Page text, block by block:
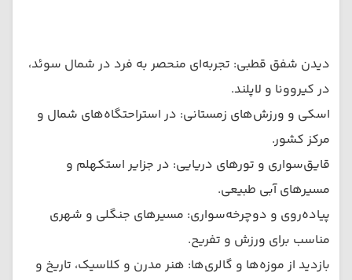
دیدن شفق قطبی: تجربه‌ای منحصر به فرد در شمال سوئد،
در کیروونا و لاپلند.
اسکی و ورزش‌های زمستانی: در استراحتگاه‌های شمال و
مرکز کشور.
قایق‌سواری و تورهای دریایی: در جزایر استکهلم و
مسیرهای آبی طبیعی.
پیاده‌روی و دوچرخه‌سواری: مسیرهای جنگلی و شهری
مناسب برای ورزش و تفریح.
بازدید از موزه‌ها و گالری‌ها: هنر مدرن و کلاسیک، تاریخ و